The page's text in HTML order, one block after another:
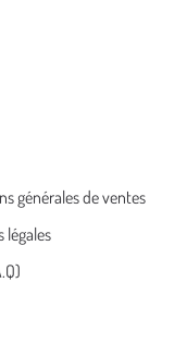
générales de ventes
légales